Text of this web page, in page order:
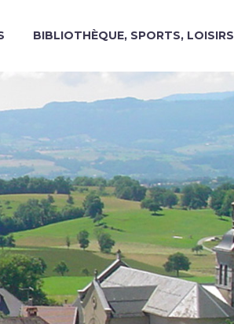
BIBLIOTHÈQUE, SPORTS, LOISIRS